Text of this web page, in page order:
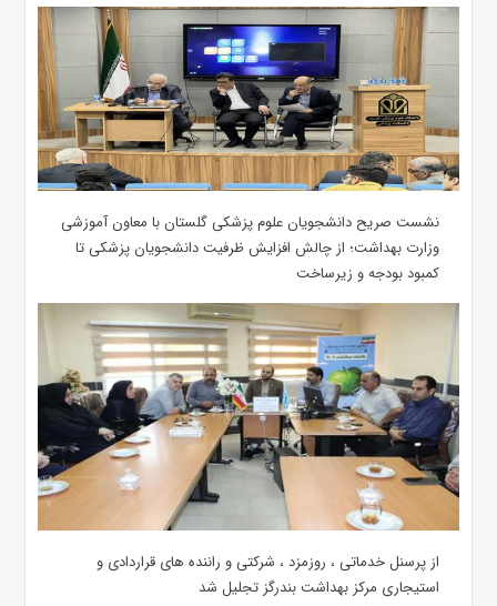
نشست صریح دانشجویان علوم پزشکی گلستان با معاون آموزشی
وزارت بهداشت؛ از چالش افزایش ظرفیت دانشجویان ‌پزشکی تا
کمبود بودجه و زیرساخت
از پرسنل خدماتی ، روزمزد ، شرکتی و راننده های قراردادی و
استیجاری مرکز بهداشت بندرگز تجلیل شد